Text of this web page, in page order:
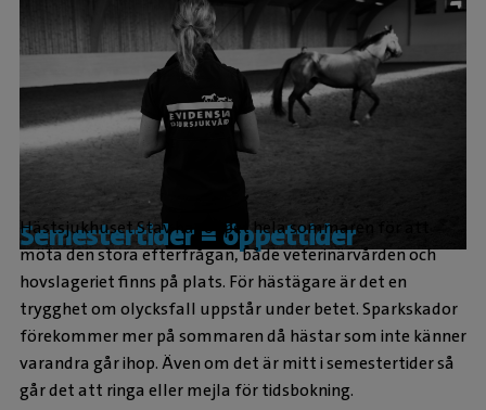
Semestertider = öppettider
Hästsjukhuset Stav har öppet hela sommaren för att
möta den stora efterfrågan, både veterinärvården och
hovslageriet finns på plats. För hästägare är det en
trygghet om olycksfall uppstår under betet. Sparkskador
förekommer mer på sommaren då hästar som inte känner
varandra går ihop. Även om det är mitt i semestertider så
går det att ringa eller mejla för tidsbokning.